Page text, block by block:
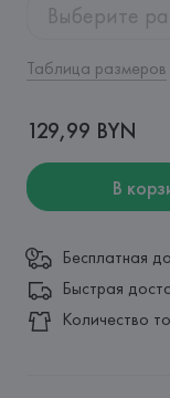
Выберите
Таблица размеров
129,99 BYN
В
Бесплатная
Быстрая
Количество